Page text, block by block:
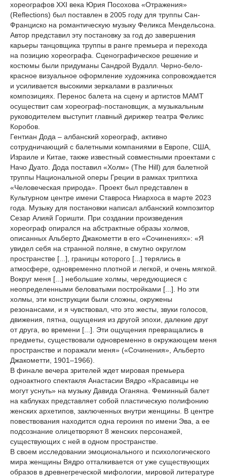
хореографов XXI века Юрия Посохова «Отражения»
(Reflections) был поставлен в 2005 году для труппы Сан-
Франциско на романтическую музыку Феликса Мендельсона.
Автор представил эту постановку за год до завершения
карьеры танцовщика труппы в ранге премьера и перехода
на позицию хореографа. Сценографическое решение и
костюмы были придуманы Сандрой Вудалл. Черно-бело-
красное визуальное оформление художника сопровождается
и усиливается высокими зеркалами в различных
композициях. Перенос балета на сцену и артистов МАМТ
осуществит сам хореограф-постановщик, а музыкальным
руководителем выступит главный дирижер театра Феликс
Коробов.
Гентиан Дода – албанский хореограф, активно
сотрудничающий с балетными компаниями в Европе, США,
Израиле и Китае, также известный совместными проектами с
Начо Дуато. Дода поставил «Холм» (The Hill) для балетной
труппы Национальной оперы Греции в рамках триптиха
«Человеческая природа». Проект был представлен в
Культурном центре имени Ставроса Ниархоса в марте 2023
года. Музыку для постановки написал албанский композитор
Сезар Алияй Горишти. При создании произведения
хореограф опирался на абстрактные образы холмов,
описанных Альберто Джакометти в его «Сочинениях»: «Я
увидел себя на странной поляне, в смутно округлом
пространстве [...], границы которого [...] терялись в
атмосфере, одновременно плотной и легкой, и очень мягкой.
Вокруг меня [...] небольшие холмы, чередующиеся с
неопределенными беловатыми постройками [...]. Но эти
холмы, эти конструкции были сложны, окружены
резонансами, и я чувствовал, что это жесты, звуки голосов,
движения, пятна, ощущения из другой эпохи, далекие друг
от друга, во времени [...]. Эти ощущения превращались в
предметы, существовали одновременно в окружающем меня
пространстве и поражали меня» («Сочинения», Альберто
Джакометти, 1901–1966).
В финале вечера зрителей ждет мировая премьера
одноактного спектакля Анастасии Вядро «Красавицы не
могут уснуть» на музыку Давида Оганяна. Феминный балет
на каблуках представляет собой пластическую полифонию
женских архетипов, заключенных внутри женщины. В центре
повествования находится одна героиня по имени Эва, а ее
подсознание олицетворяют 8 женских персонажей,
существующих с ней в одном пространстве.
В своем исследовании эмоционального и психологического
мира женщины Вядро отталкивается от уже существующих
образов в древнегреческой мифологии, мировой литературе